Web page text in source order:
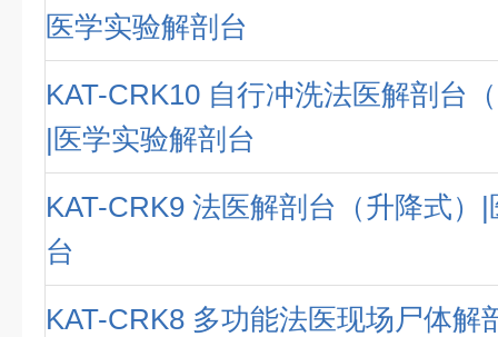
医学实验解剖台
KAT-CRK10 自行冲洗法医解剖台
|医学实验解剖台
KAT-CRK9 法医解剖台（升降式）
台
KAT-CRK8 多功能法医现场尸体解